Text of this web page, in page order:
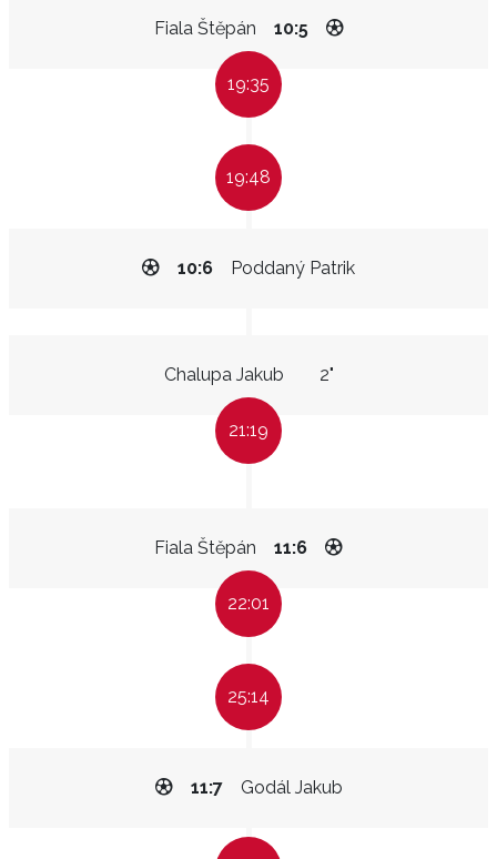
Fiala Štěpán 10:5
19:35
19:48
Poddaný Patrik
10:6
Chalupa Jakub 2"
21:19
Fiala Štěpán 11:6
22:01
25:14
Godál Jakub
11:7